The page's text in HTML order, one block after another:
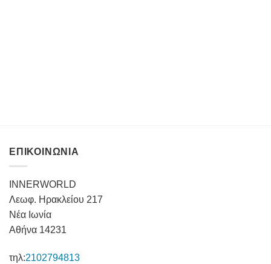
ΕΠΙΚΟΙΝΩΝΙΑ
INNERWORLD
Λεωφ. Ηρακλείου 217
Νέα Ιωνία
Αθήνα 14231
τηλ:2102794813